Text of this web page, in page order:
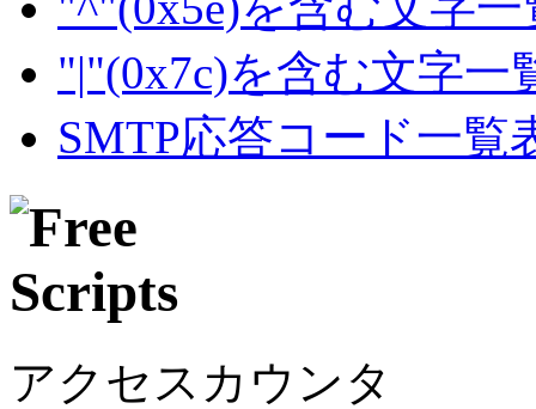
"|"(0x7c)を含む文字一
SMTP応答コード一覧
アクセスカウンタ